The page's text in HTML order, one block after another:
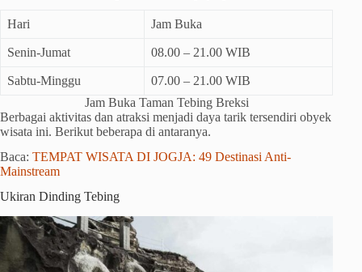
Hari Jam Buka
Senin-Jumat 08.00 – 21.00 WIB
Sabtu-Minggu
07.00 – 21.00 WIB
Jam Buka Taman Tebing Breksi
Berbagai aktivitas dan atraksi menjadi daya tarik tersendiri obyek
wisata ini. Berikut beberapa di antaranya.
Baca: TEMPAT WISATA DI JOGJA: 49 Destinasi Anti-
Mainstream
Ukiran Dinding Tebing